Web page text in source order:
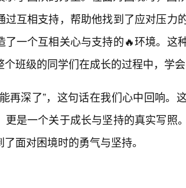
过互相支持，帮助他找到了应对压力
了一个互相关心与支持的🔥环境。这
班级的同学们在成长的过程中，学
再深了”，这句话在我们心中回响。
更是一个关于成长与坚持的真实写照
面对困境时的勇气与坚持。